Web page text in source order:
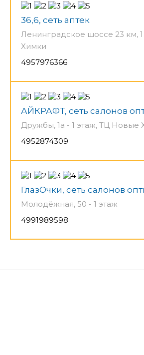
36,6, сеть аптек
Ленинградское шоссе 23 км,
Химки
4957976366
АЙКРАФТ, сеть салонов
Дружбы, 1а - 1 этаж, ТЦ Новые
4952874309
ГлазОчки, сеть салонов
Молодёжная, 50 - 1 этаж
4991989598